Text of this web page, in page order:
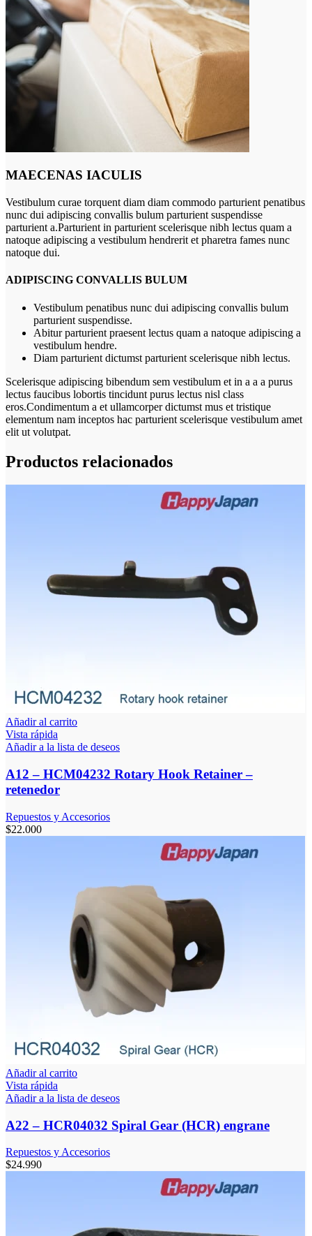
MAECENAS IACULIS
Vestibulum curae torquent diam diam commodo parturient penatibus
nunc dui adipiscing convallis bulum parturient suspendisse
parturient a.Parturient in parturient scelerisque nibh lectus quam a
natoque adipiscing a vestibulum hendrerit et pharetra fames nunc
natoque dui.
ADIPISCING CONVALLIS BULUM
Vestibulum penatibus nunc dui adipiscing convallis bulum
parturient suspendisse.
Abitur parturient praesent lectus quam a natoque adipiscing a
vestibulum hendre.
Diam parturient dictumst parturient scelerisque nibh lectus.
Scelerisque adipiscing bibendum sem vestibulum et in a a a purus
lectus faucibus lobortis tincidunt purus lectus nisl class
eros.Condimentum a et ullamcorper dictumst mus et tristique
elementum nam inceptos hac parturient scelerisque vestibulum amet
elit ut volutpat.
Productos relacionados
Añadir al carrito
Vista rápida
Añadir a la lista de deseos
A12 – HCM04232 Rotary Hook Retainer –
retenedor
Repuestos y Accesorios
$22.000
Añadir al carrito
Vista rápida
Añadir a la lista de deseos
A22 – HCR04032 Spiral Gear (HCR) engrane
Repuestos y Accesorios
$24.990